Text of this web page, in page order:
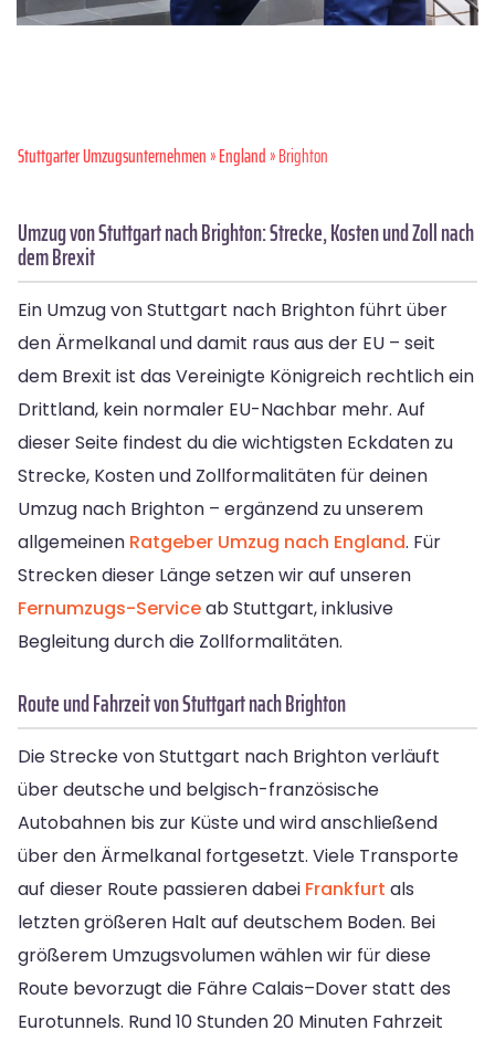
Stuttgarter Umzugsunternehmen»England» Brighton
Umzug von Stuttgart nach Brighton: Strecke, Kosten und Zoll nach
dem Brexit
Ein Umzug von Stuttgart nach Brighton führt über
den Ärmelkanal und damit raus aus der EU – seit
dem Brexit ist das Vereinigte Königreich rechtlich ein
Drittland, kein normaler EU-Nachbar mehr. Auf
dieser Seite findest du die wichtigsten Eckdaten zu
Strecke, Kosten und Zollformalitäten für deinen
Umzug nach Brighton – ergänzend zu unserem
allgemeinen Ratgeber Umzug nach England. Für
Strecken dieser Länge setzen wir auf unseren
Fernumzugs-Serviceab Stuttgart, inklusive
Begleitung durch die Zollformalitäten.
Route und Fahrzeit von Stuttgart nach Brighton
Die Strecke von Stuttgart nach Brighton verläuft
über deutsche und belgisch-französische
Autobahnen bis zur Küste und wird anschließend
über den Ärmelkanal fortgesetzt. Viele Transporte
auf dieser Route passieren dabei Frankfurt als
letzten größeren Halt auf deutschem Boden. Bei
größerem Umzugsvolumen wählen wir für diese
Route bevorzugt die Fähre Calais–Dover statt des
Eurotunnels. Rund 10 Stunden 20 Minuten Fahrzeit